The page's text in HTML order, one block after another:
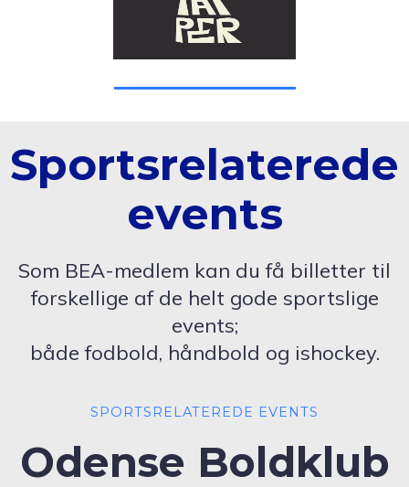
Sportsrelaterede
events
Som BEA-medlem kan du få billetter til
forskellige af de helt gode sportslige
events;
både fodbold, håndbold og ishockey.
SPORTSRELATEREDE EVENTS
Odense Boldklub